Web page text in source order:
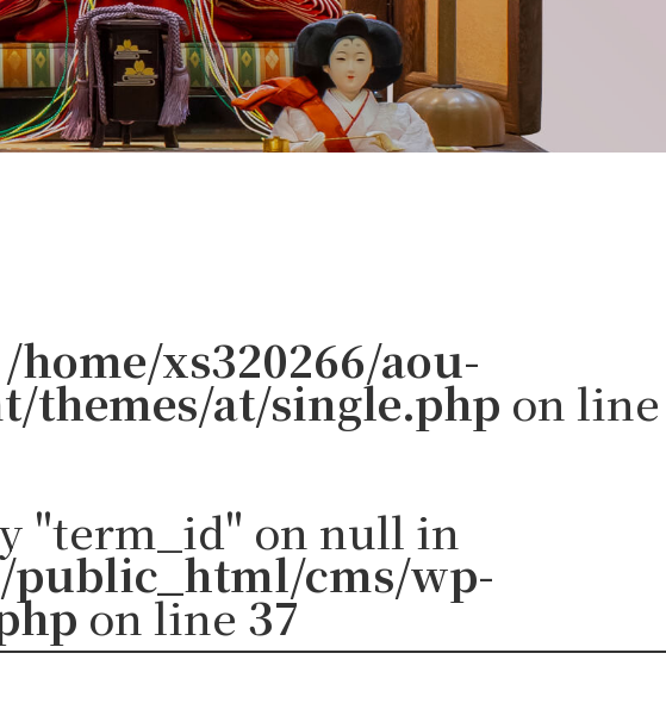
/home/xs320266/aou-
themes/at/single.php on line
"term_id" on null in
public_html/cms/wp-
on line 37